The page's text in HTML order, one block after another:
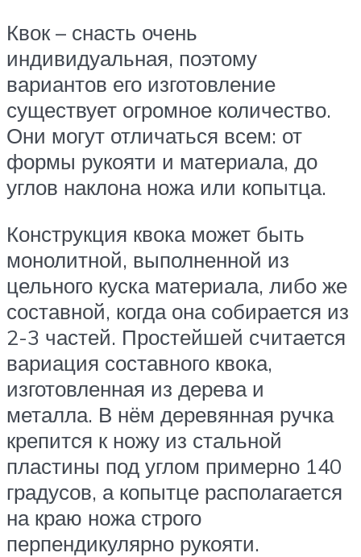
Квок – снасть очень
индивидуальная, поэтому
вариантов его изготовление
существует огромное количество.
Они могут отличаться всем: от
формы рукояти и материала, до
углов наклона ножа или копытца.
Конструкция квока может быть
монолитной, выполненной из
цельного куска материала, либо же
составной, когда она собирается из
2-3 частей. Простейшей считается
вариация составного квока,
изготовленная из дерева и
металла. В нём деревянная ручка
крепится к ножу из стальной
пластины под углом примерно 140
градусов, а копытце располагается
на краю ножа строго
перпендикулярно рукояти.